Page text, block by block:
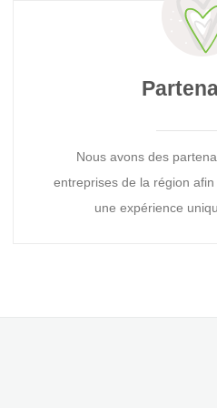
Nous avons des
entreprises de la région
une expérience